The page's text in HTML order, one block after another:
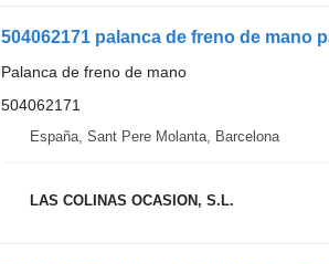
504062171 palanca de freno de mano
Palanca de freno de mano
504062171
España, Sant Pere Molanta, Barcelona
LAS COLINAS OCASION, S.L.